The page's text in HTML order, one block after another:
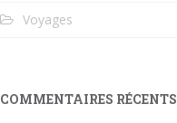
Voyages
COMMENTAIRES RÉCENTS